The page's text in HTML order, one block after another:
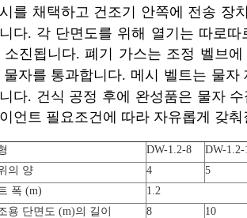
를 채택하고 건조기 안쪽에 전송 장
다. 각 단면도를 위해 열기는 따로
소진됩니다. 폐기 가스는 조정 벨브
물자를 통과합니다. 메시 벨트는 물
다. 건식 공정 후에 완성품은 물자
언트 필요조건에 따라 자유롭게 갖
DW-1.2-8 DW-1.2-
의 양
4 5
폭 (m)
1.2
용 단면도 (m)의 길이
8 10